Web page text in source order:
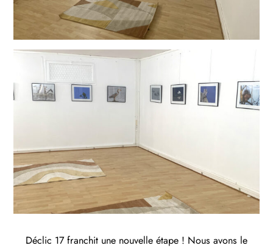
Déclic 17 franchit une nouvelle étape ! Nous avons le